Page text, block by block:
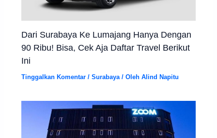
Dari Surabaya Ke Lumajang Hanya Dengan
90 Ribu! Bisa, Cek Aja Daftar Travel Berikut
Ini
Tinggalkan Komentar /Surabaya / OlehAlind Napitu